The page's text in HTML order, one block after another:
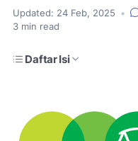
Updated: 24 Feb, 2025 •
3 min read
Daftar Isi